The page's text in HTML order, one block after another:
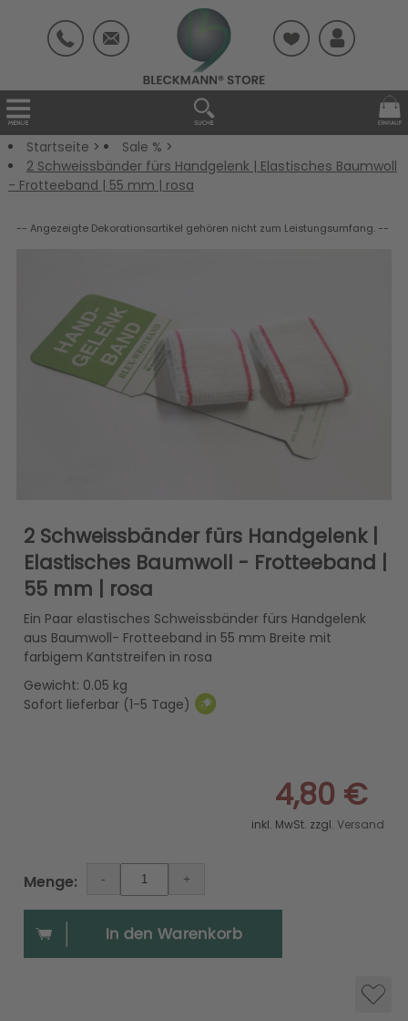
Startseite > Sale % >
2 Schweissbänder fürs Handgelenk | Elastisches Baumwoll
- Frotteeband | 55 mm | rosa
-- Angezeigte Dekorationsartikel gehören nicht zum Leistungsumfang. --
2 Schweissbänder fürs Handgelenk |
Elastisches Baumwoll - Frotteeband |
55 mm | rosa
Ein Paar elastisches Schweissbänder fürs Handgelenk
aus Baumwoll- Frotteeband in 55 mm Breite mit
farbigem Kantstreifen in rosa
Gewicht: 0.05 kg
Sofort lieferbar (1-5 Tage)
4,80 €
inkl. MwSt. zzgl.Versand
Menge: